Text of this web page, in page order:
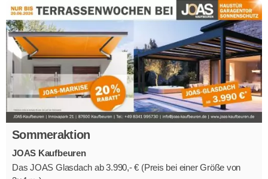
Sommeraktion
JOAS Kaufbeuren
Das JOAS Glasdach ab 3.990,- € (Preis bei einer Größe von